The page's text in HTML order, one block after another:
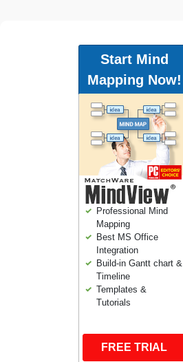
Start Mind
Mapping Now!
Professional Mind
Mapping
Best MS Office
Integration
Build-in Gantt chart &
Timeline
Templates &
Tutorials
FREE TRIAL